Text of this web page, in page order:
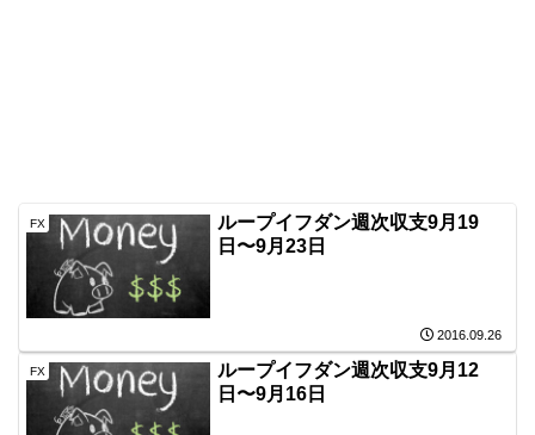
FX
ループイフダン週次収支9月19
日〜9月23日
2016.09.26
FX
ループイフダン週次収支9月12
日〜9月16日